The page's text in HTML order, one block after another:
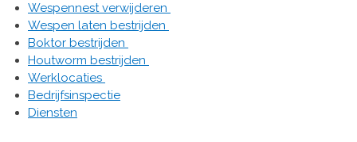
Wespennest verwijderen
Wespen laten bestrijden
Boktor bestrijden
Houtworm bestrijden
Werklocaties
Bedrijfsinspectie
Diensten